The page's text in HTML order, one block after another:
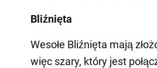
Bliźnięta
Wesołe Bliźnięta mają
więc szary, który jest